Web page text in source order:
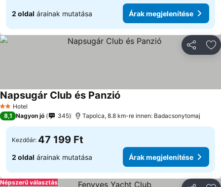
2 oldal árainak mutatása Árak megjelenítése
2 Kategória
Hotel
Napsugár Club és Panzió
8,1 Nagyon jó 345 Tapolca, 8.8 km-re innen: Badacsonytomaj
Kezdőár: 47 199 Ft
2 oldal árainak mutatása Árak megjelenítése
Népszerű választás